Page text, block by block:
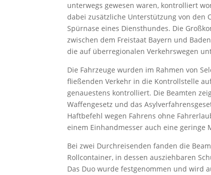
unterwegs gewesen waren, kontrolliert
dabei zusätzliche Unterstützung von den
Spürnase eines Diensthundes. Die
zwischen dem Freistaat Bayern und
die auf überregionalen Verkehrswegen
Die Fahrzeuge wurden im Rahmen von
fließenden Verkehr in die Kontrollstelle
genauestens kontrolliert. Die Beamten
Waffengesetz und das
Haftbefehl wegen Fahrens ohne
einem Einhandmesser auch eine geringe
Bei zwei Durchreisenden fanden die
Rollcontainer, in dessen ausziehbaren
Das Duo wurde festgenommen und wird